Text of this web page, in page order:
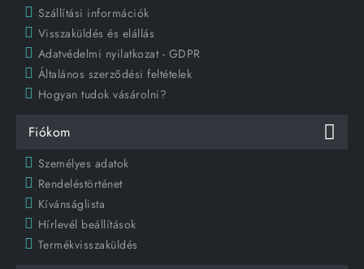
Szállítási információk
Visszaküldés és elállás
Adatvédelmi nyilatkozat - GDPR
Általános szerződési feltételek
Hogyan tudok vásárolni?
Fiókom
Személyes adatok
Rendeléstörténet
Kívánságlista
Hírlevél beállítások
Termékvisszaküldés